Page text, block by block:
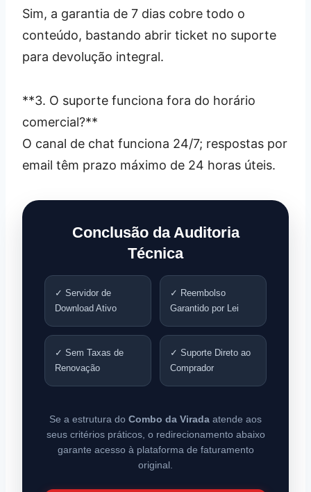
Sim, a garantia de 7 dias cobre todo o
conteúdo, bastando abrir ticket no suporte
para devolução integral.
**3. O suporte funciona fora do horário
comercial?**
O canal de chat funciona 24/7; respostas por
email têm prazo máximo de 24 horas úteis.
Conclusão da Auditoria
Técnica
✓ Servidor de
Download Ativo
✓ Reembolso
Garantido por Lei
✓ Sem Taxas de
Renovação
✓ Suporte Direto ao
Comprador
Se a estrutura do Combo da Virada atende aos
seus critérios práticos, o redirecionamento abaixo
garante acesso à plataforma de faturamento
original.